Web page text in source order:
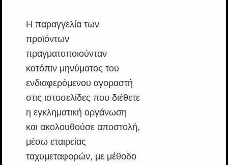
Η παραγγελία των
προϊόντων
πραγματοποιούνταν
κατόπιν μηνύματος του
ενδιαφερόμενου αγοραστή
στις ιστοσελίδες που διέθετε
η εγκληματική οργάνωση
και ακολουθούσε αποστολή,
μέσω εταιρείας
ταχυμεταφορών, με μέθοδο